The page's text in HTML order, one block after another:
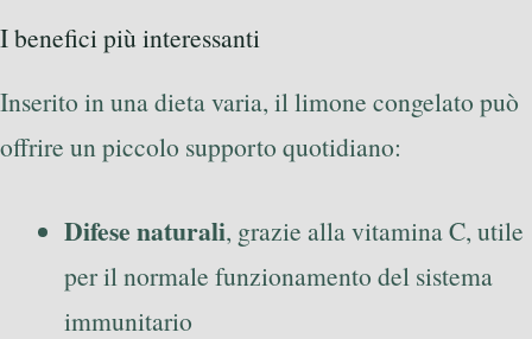
I benefici più interessanti
Inserito in una dieta varia, il limone congelato può
offrire un piccolo supporto quotidiano:
Difese naturali, grazie alla vitamina C, utile
per il normale funzionamento del sistema
immunitario